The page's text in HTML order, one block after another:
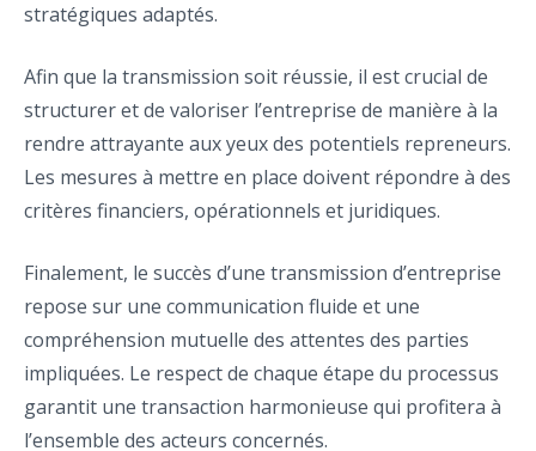
stratégiques adaptés.
Afin que la transmission soit réussie, il est crucial de
structurer et de valoriser l’entreprise de manière à la
rendre attrayante aux yeux des potentiels repreneurs.
Les mesures à mettre en place doivent répondre à des
critères financiers, opérationnels et juridiques.
Finalement, le succès d’une transmission d’entreprise
repose sur une communication fluide et une
compréhension mutuelle des attentes des parties
impliquées. Le respect de chaque étape du processus
garantit une transaction harmonieuse qui profitera à
l’ensemble des acteurs concernés.